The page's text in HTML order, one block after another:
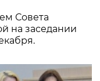
Совета
на заседании